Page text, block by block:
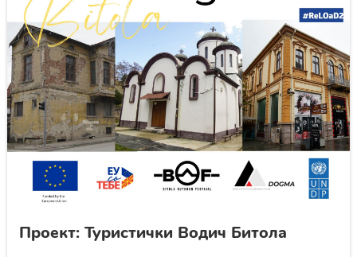
Проект: Туристички Водич Битола